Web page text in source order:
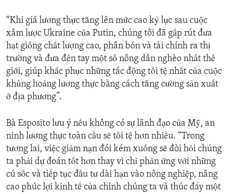
“Khi giá lương thực tăng lên mức cao kỷ lục sau cuộc
xâm lược Ukraine của Putin, chúng tôi đã gấp rút đưa
hạt giống chất lượng cao, phân bón và tài chính ra thị
trường và đưa đến tay một số nông dân nghèo nhất thế
giới, giúp khắc phục những tác động tồi tệ nhất của cuộc
khủng hoảng lương thực bằng cách tăng cường sản xuất
ở địa phương”.
Bà Esposito lưu ý nếu không có sự lãnh đạo của Mỹ, an
ninh lương thực toàn cầu sẽ tồi tệ hơn nhiều. “Trong
tương lai, việc giảm nạn đói kém xuống sẽ đòi hỏi chúng
ta phải dự đoán tốt hơn thay vì chỉ phản ứng với những
cú sốc và tiếp tục đầu tư dài hạn vào nông nghiệp, nâng
cao phúc lợi kinh tế của chính chúng ta và thúc đẩy một